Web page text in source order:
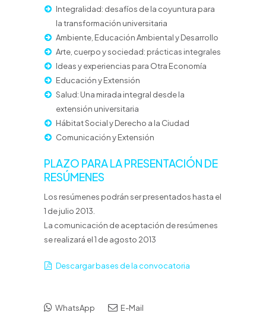
Integralidad: desafíos de la coyuntura para
la transformación universitaria
Ambiente, Educación Ambiental y Desarrollo
Arte, cuerpo y sociedad: prácticas integrales
Ideas y experiencias para Otra Economía
Educación y Extensión
Salud: Una mirada integral desde la
extensión universitaria
Hábitat Social y Derecho a la Ciudad
Comunicación y Extensión
PLAZO PARA LA PRESENTACIÓN DE
RESÚMENES
Los resúmenes podrán ser presentados hasta el
1 de julio 2013.
La comunicación de aceptación de resúmenes
se realizará el 1 de agosto 2013
Descargar bases de la convocatoria
WhatsApp E-Mail